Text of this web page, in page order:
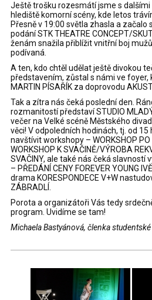
Ještě trošku rozesmátí jsme s dalšími
hlediště komorní scény, kde letos
Přesně v 19:00 světla zhasla a začalo
podání STK THEATRE CONCEPT/
ženám snažila přiblížit vnitřní boj
podívaná.
A ten, kdo chtěl udělat ještě divokou
představením, zůstal s námi ve foyer,
MARTIN PÍSAŘÍK za doprovodu
Tak a zítra nás čeká poslední den.
rozmanitostí představí STUDIO
večer na Velké scéně Městského
věci! V odpoledních hodinách, tj. od
navštívit workshopy – WORKSHOP PO
WORKSHOP K SVAČINĚ/VÝROBA
SVAČINY, ale také nás čeká slavností
– PŘEDÁNÍ CENY FOREVER YOUNG
drama KORESPONDECE V+W
ZÁBRADLÍ.
Porota a organizátoři Vás tedy
program. Uvidíme se tam!
Michaela Bastyánová, členka